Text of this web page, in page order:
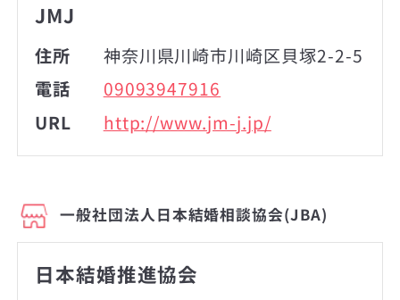
JMJ
住所
神奈川県川崎市川崎区貝塚2-2-5
電話
09093947916
URL
http://www.jm-j.jp/
一般社団法人日本結婚相談協会(JBA)
日本結婚推進協会